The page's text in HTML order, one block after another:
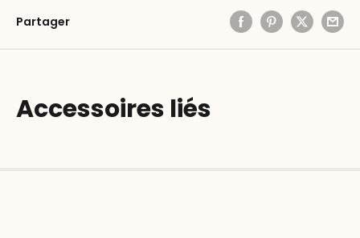
Partager
Accessoires liés